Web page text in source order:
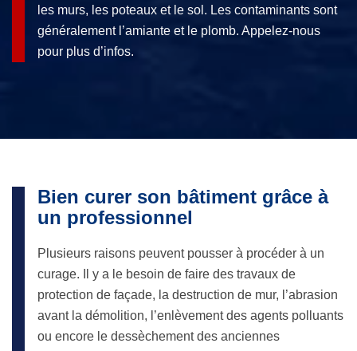
les murs, les poteaux et le sol. Les contaminants sont
généralement l’amiante et le plomb. Appelez-nous
pour plus d’infos.
Bien curer son bâtiment grâce à
un professionnel
Plusieurs raisons peuvent pousser à procéder à un
curage. Il y a le besoin de faire des travaux de
protection de façade, la destruction de mur, l’abrasion
avant la démolition, l’enlèvement des agents polluants
ou encore le dessèchement des anciennes